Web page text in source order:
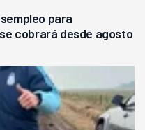
para
cobrará desde agosto